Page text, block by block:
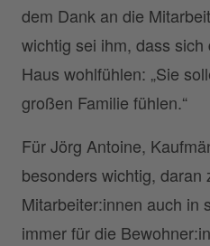
dem Dank an die
wichtig sei ihm, dass
Haus wohlfühlen: „Sie
großen Familie fühlen.“
Für Jörg Antoine,
besonders wichtig, daran
Mitarbeiter:innen auch in
immer für die